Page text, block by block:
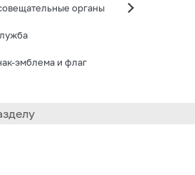
органы
эмблема и флаг